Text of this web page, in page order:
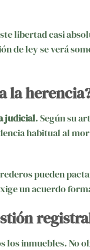
libertad casi
de ley se verá
la
judicial. Según su
habitual al
pueden
un acuerdo
los inmuebles. No